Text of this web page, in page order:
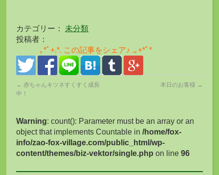
カテゴリー： 未分類
投稿者：
｡*ﾟ+.*. この記事をシェア♪ .｡+*ﾟ*
← 赤ちゃんキツネすくすく成長
中！
本日のお客様 →
Warning: count(): Parameter must be an array or an
object that implements Countable in/home/fox-
info/zao-fox-village.com/public_html/wp-
content/themes/biz-vektor/single.php on line96